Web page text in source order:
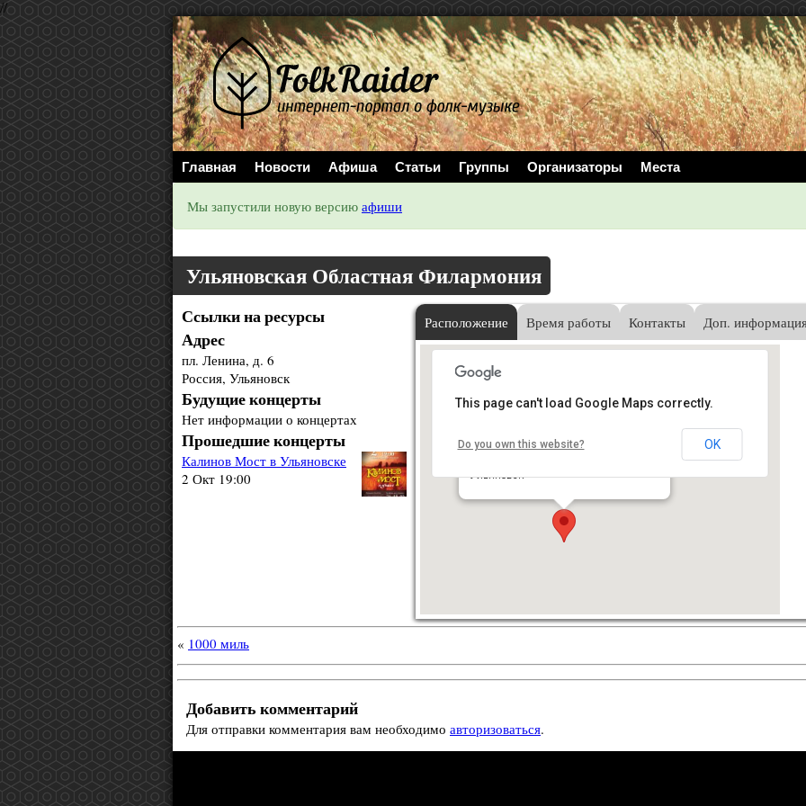
//
Главная Новости Афиша Статьи Группы Организаторы Места
Мы запустили новую версию афиши
Ульяновская Областная Филармония
Ссылки на ресурсы
Адрес
пл. Ленина, д. 6
Россия, Ульяновск
Будущие концерты
Нет информации о концертах
Прошедшие концерты
Калинов Мост в Ульяновске
2 Окт 19:00
Расположение Время работы Контакты Доп.
Ульяновская Областная Филармония
Ульяновск
This page can't load Google Maps correctly.
Do you own this website? OK
« 1000 миль
Добавить комментарий
Для отправки комментария вам необходимо авторизоваться.